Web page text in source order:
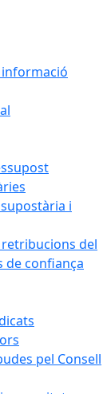
informació
i
del
de confiança
pel Consell